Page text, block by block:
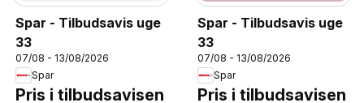
Spar - Tilbudsavis uge
33
07/08 - 13/08/2026
Spar
Pris i tilbudsavisen
Spar - Tilbudsavis uge
33
07/08 - 13/08/2026
Spar
Pris i tilbudsavisen